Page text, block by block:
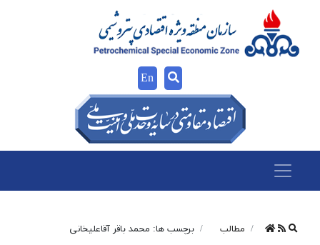
En
مطالب برچسب ها: محمد باقر آقاعلیخانی